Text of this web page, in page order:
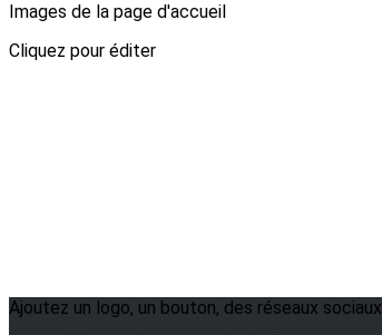
Images de la page d'accueil
Cliquez pour éditer
Ajoutez un logo, un bouton, des réseaux sociaux